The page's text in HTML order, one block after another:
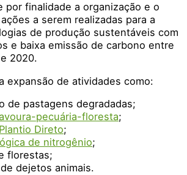
por finalidade a organização e o
a serem realizadas para a
de produção sustentáveis com
e baixa emissão de carbono entre
2020.
expansão de atividades como:
de pastagens degradadas;
pecuária-floresta;
Direto;
de nitrogênio;
florestas;
dejetos animais.